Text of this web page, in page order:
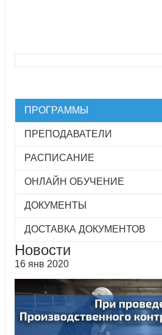
ПРОГРАММЫ
ПРЕПОДАВАТЕЛИ
РАСПИСАНИЕ
ОНЛАЙН ОБУЧЕНИЕ
ДОКУМЕНТЫ
ДОСТАВКА ДОКУМЕНТОВ
Новости
16 янв 2020